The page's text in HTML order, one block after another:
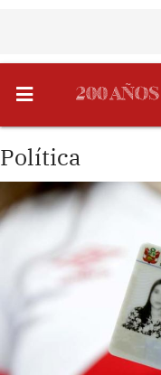
Política